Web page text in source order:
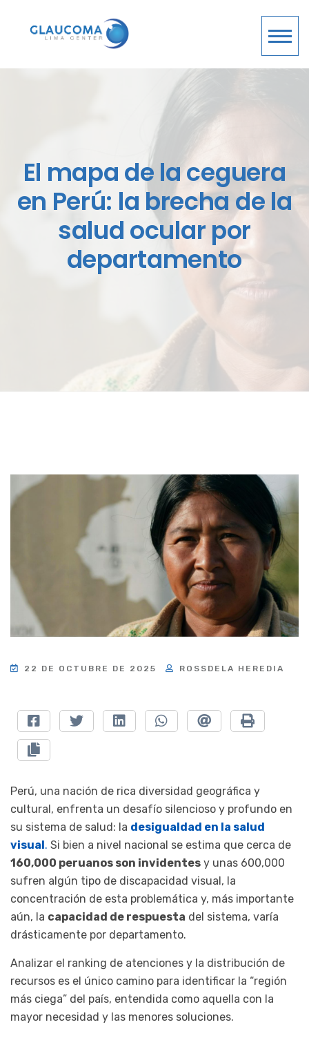
El mapa de la ceguera
en Perú: la brecha de la
salud ocular por
departamento
22 DE OCTUBRE DE 2025 ROSSDELA HEREDIA
Perú, una nación de rica diversidad geográfica y
cultural, enfrenta un desafío silencioso y profundo en
su sistema de salud: la desigualdad en la salud
visual . Si bien a nivel nacional se estima que cerca de
160,000 peruanos son invidentes y unas 600,000
sufren algún tipo de discapacidad visual, la
concentración de esta problemática y, más importante
aún, la capacidad de respuesta del sistema, varía
drásticamente por departamento.
Analizar el ranking de atenciones y la distribución de
recursos es el único camino para identificar la “región
más ciega” del país, entendida como aquella con la
mayor necesidad y las menores soluciones.